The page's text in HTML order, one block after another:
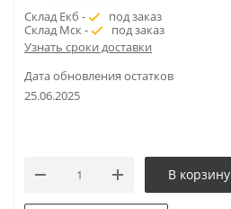
Склад Екб -
под заказ
Склад Мск -
под заказ
Узнать сроки доставки
Дата обновления остатков
25.06.2025
В корзину